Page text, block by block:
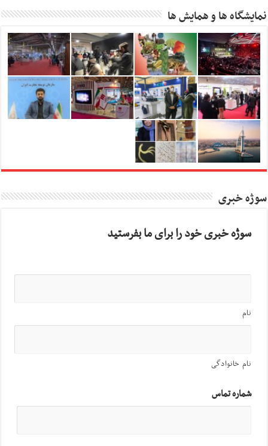
نمایشگاه ها و همایش ها
سوژه خبری
سوژه خبری خود را برای ما بفرستید
نام
نام خانوادگی
شماره تماس